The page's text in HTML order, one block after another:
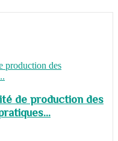
de production des